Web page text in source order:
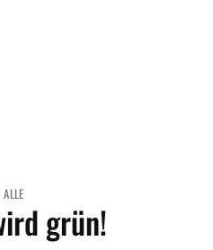
ALLE
grün!